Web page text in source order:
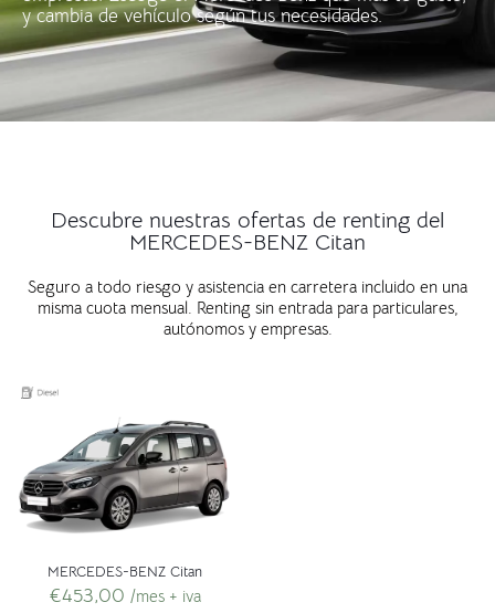
y cambia de vehículo según tus necesidades.
Descubre nuestras ofertas de renting del
MERCEDES-BENZ Citan
Seguro a todo riesgo y asistencia en carretera incluido en una
misma cuota mensual. Renting sin entrada para particulares,
autónomos y empresas.
MERCEDES-BENZ Citan
€453,00 /mes + iva